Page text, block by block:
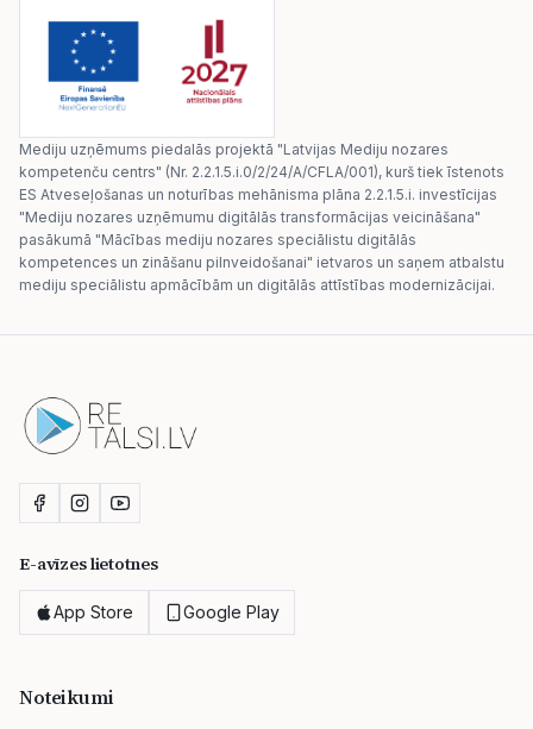
Mediju uzņēmums piedalās projektā "Latvijas Mediju nozares
kompetenču centrs" (Nr. 2.2.1.5.i.0/2/24/A/CFLA/001), kurš tiek īstenots
ES Atveseļošanas un noturības mehānisma plāna 2.2.1.5.i. investīcijas
"Mediju nozares uzņēmumu digitālās transformācijas veicināšana"
pasākumā "Mācības mediju nozares speciālistu digitālās
kompetences un zināšanu pilnveidošanai" ietvaros un saņem atbalstu
mediju speciālistu apmācībām un digitālās attīstības modernizācijai.
E-avīzes lietotnes
App Store Google Play
Noteikumi